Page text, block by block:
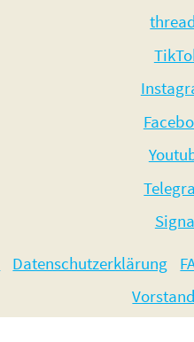
Datenschutzerklärung